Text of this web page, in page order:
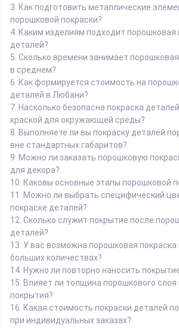
3. Как подготовить металлические
порошковой покраски?
4. Каким изделиям подходит порошковая
деталей?
5. Сколько времени занимает
в среднем?
6. Как формируется стоимость на
деталей в Любани?
7. Насколько безопасна покраска
краской для окружающей среды?
8. Выполняете ли вы покраску деталей
вне стандартных габаритов?
9. Можно ли заказать порошковую
для декора?
10. Каковы основные этапы порошковой
11.
Можно ли выбрать специфический
покраске деталей?
12. Сколько служит покрытие после
деталей?
13. У вас возможна порошковая покраска
больших количествах?
14. Нужно ли повторно наносить
15. Влияет ли толщина порошкового слоя
покрытия?
16. Какая стоимость покраски деталей
при индивидуальных заказах?